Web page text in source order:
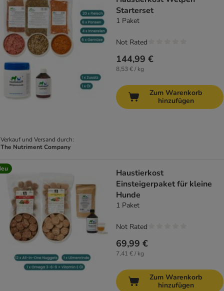
Verkauf und Versand durch:
The Nutriment Company
Starterset
1 Paket
144,99 €
8,53 € / kg
Not Rated
Zum Warenkorb
hinzufügen
Haustierkost
Einsteigerpaket für kleine
Hunde
1 Paket
69,99 €
7,41 € / kg
Not Rated
Zum Warenkorb
hinzufügen